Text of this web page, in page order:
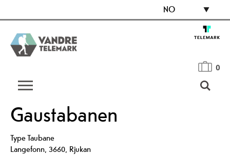
NO
0
Gaustabanen
TypeTaubane
Langefonn, 3660, Rjukan